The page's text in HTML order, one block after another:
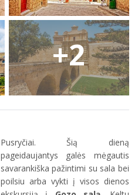
+2
Pusryčiai. Šią dieną
pageidaujantys galės mėgautis
savarankiška pažintimi su sala bei
poilsiu arba vykti į visos dienos